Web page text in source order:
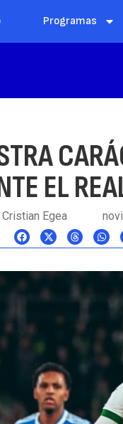
Programas
EL
Cristian Egea